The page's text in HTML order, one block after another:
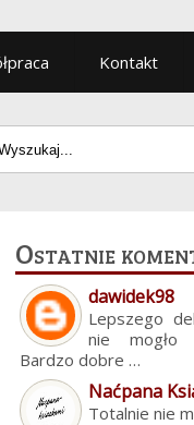
Kontakt
Ostatnie
dawidek98
Lepszego
nie mogło
Bardzo dobre …
Naćpana
Totalnie nie